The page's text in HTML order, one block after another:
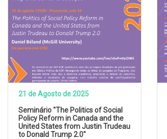
21 de Agosto de 2025
Seminário "The Politics of Social
Policy Reform in Canada and the
United States from Justin Trudeau
to Donald Trump 2.0"